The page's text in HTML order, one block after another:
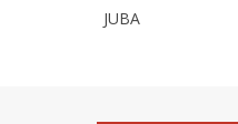
JUBA